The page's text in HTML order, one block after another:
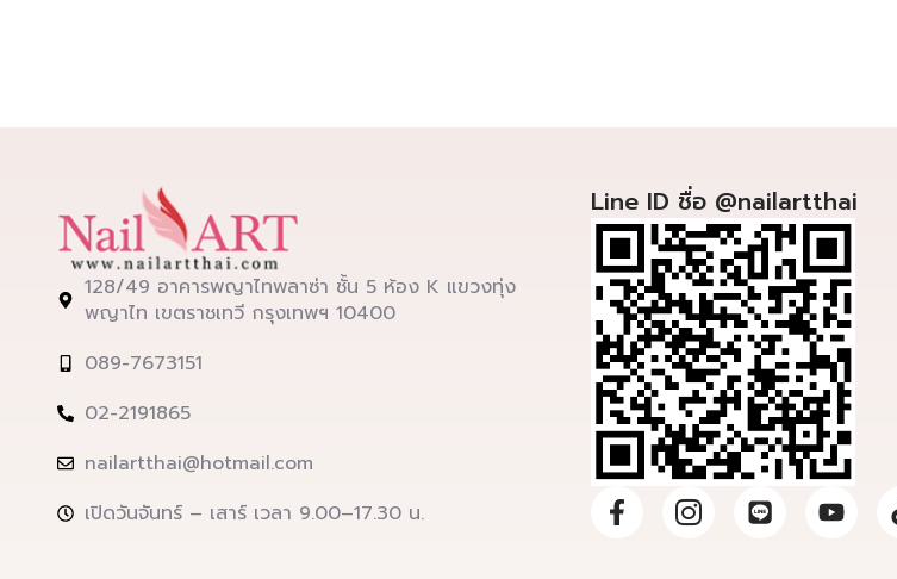
128/49 อาคารพญาไทพลาซ่า ชั้น 5 ห้อง K แขวงทุ่ง
พญาไท เขตราชเทวี กรุงเทพฯ 10400
089-7673151
02-2191865
nailartthai@hotmail.com
เปิดวันจันทร์ – เสาร์ เวลา 9.00–17.30 น.
Line ID ชื่อ @nailartthai